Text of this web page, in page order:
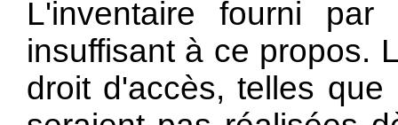
L'inventaire fourni
insuffisant à ce propos.
droit d'accès, telles